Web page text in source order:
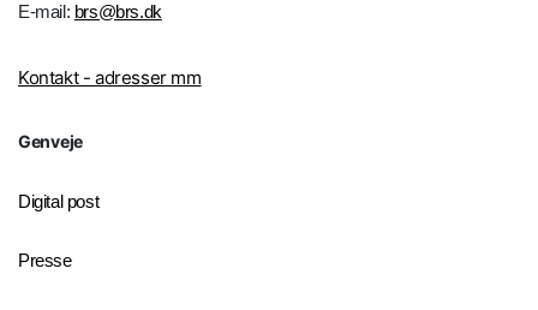
E-mail: brs@brs.dk
Kontakt - adresser mm
Genveje
Digital post
Presse